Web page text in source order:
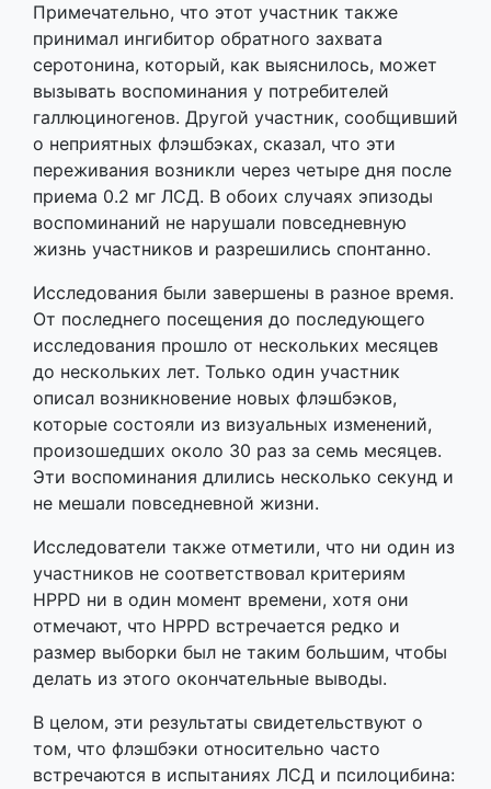
Примечательно, что этот участник также
принимал ингибитор обратного захвата
серотонина, который, как выяснилось, может
вызывать воспоминания у потребителей
галлюциногенов. Другой участник, сообщивший
о неприятных флэшбэках, сказал, что эти
переживания возникли через четыре дня после
приема 0.2 мг ЛСД. В обоих случаях эпизоды
воспоминаний не нарушали повседневную
жизнь участников и разрешились спонтанно.
Исследования были завершены в разное время.
От последнего посещения до последующего
исследования прошло от нескольких месяцев
до нескольких лет. Только один участник
описал возникновение новых флэшбэков,
которые состояли из визуальных изменений,
произошедших около 30 раз за семь месяцев.
Эти воспоминания длились несколько секунд и
не мешали повседневной жизни.
Исследователи также отметили, что ни один из
участников не соответствовал критериям
HPPD ни в один момент времени, хотя они
отмечают, что HPPD встречается редко и
размер выборки был не таким большим, чтобы
делать из этого окончательные выводы.
В целом, эти результаты свидетельствуют о
том, что флэшбэки относительно часто
встречаются в испытаниях ЛСД и псилоцибина: